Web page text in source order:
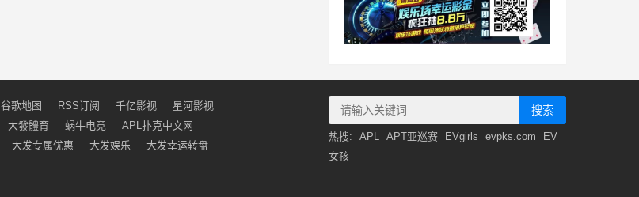
谷歌地图 RSS订阅 千亿影视
星河影视
大發體育 蜗牛电竞
APL扑克中文网
大发专属优惠 大发娱乐
大发幸运转盘
搜索
热搜: APL APT亚巡赛 EVgirls evpks.com
EV
女孩